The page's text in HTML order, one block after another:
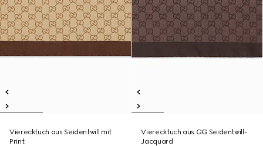
Vierecktuch aus Seidentwill mit
Print
Vierecktuch aus GG Seidentwill-
Jacquard